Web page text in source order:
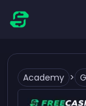
Academy >